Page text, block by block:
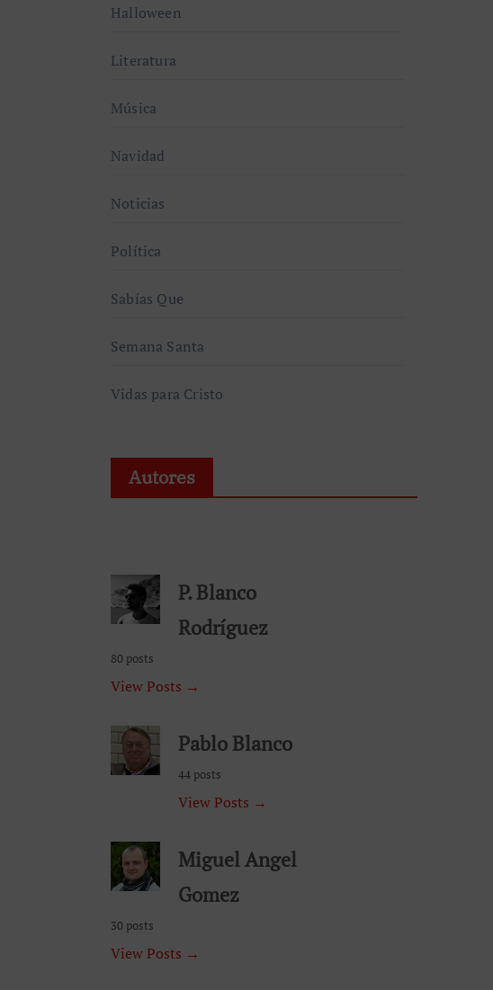
Halloween
Literatura
Música
Navidad
Noticias
Política
Sabías Que
Semana Santa
Vidas para Cristo
Autores
P. Blanco
Rodríguez
80 posts
View Posts →
Pablo Blanco
44 posts
View Posts →
Miguel Angel
Gomez
30 posts
View Posts →